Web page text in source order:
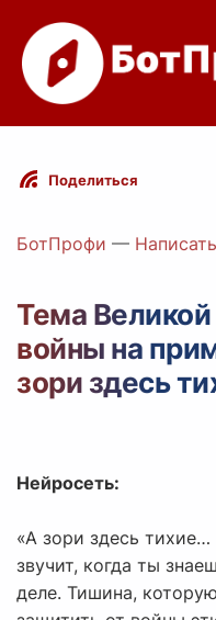
Режимы бота
Цены
Вход с
Поделиться
БотПрофи —
Тема
войны на
зори здесь
Нейросеть:
«А зори здесь
звучит, когда ты
деле. Тишина,